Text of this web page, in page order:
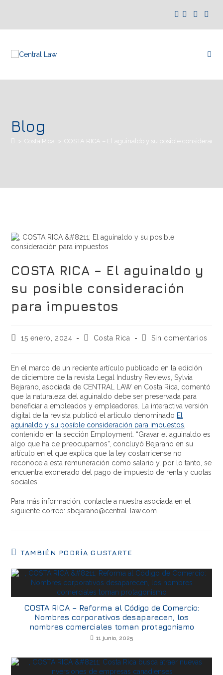
Blog
> Costa Rica > COSTA RICA – El aguinaldo y su posible
COSTA RICA – El aguinaldo y
su posible consideración
para impuestos
15 enero, 2024 Costa Rica Sin comentarios
En el marco de un reciente artículo publicado en la edición
de diciembre de la revista Legal Industry Reviews, Sylvia
Bejarano, asociada de CENTRAL LAW en Costa Rica, comentó
que la naturaleza del aguinaldo debe ser preservada para
beneficiar a empleados y empleadores. La interactiva versión
digital de la revista publicó el artículo denominado El
aguinaldo y su posible consideración para impuestos
contenido en la sección Employment. “Gravar el aguinaldo es
algo que ha de preocuparnos”, concluyó Bejarano en su
artículo en el que explica que la ley costarricense no
reconoce a esta remuneración como salario y, por lo tanto, se
encuentra exonerado del pago de impuesto de renta y cuotas
sociales.
Para más información, contacte a nuestra asociada en el
siguiente correo: sbejarano@central-law.com
TAMBIÉN PODRÍA GUSTARTE
COSTA RICA – Reforma al Código de Comercio:
Nombres corporativos desaparecen, los
nombres comerciales toman protagonismo
11 junio, 2025